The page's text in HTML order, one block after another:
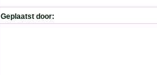
Geplaatst door: